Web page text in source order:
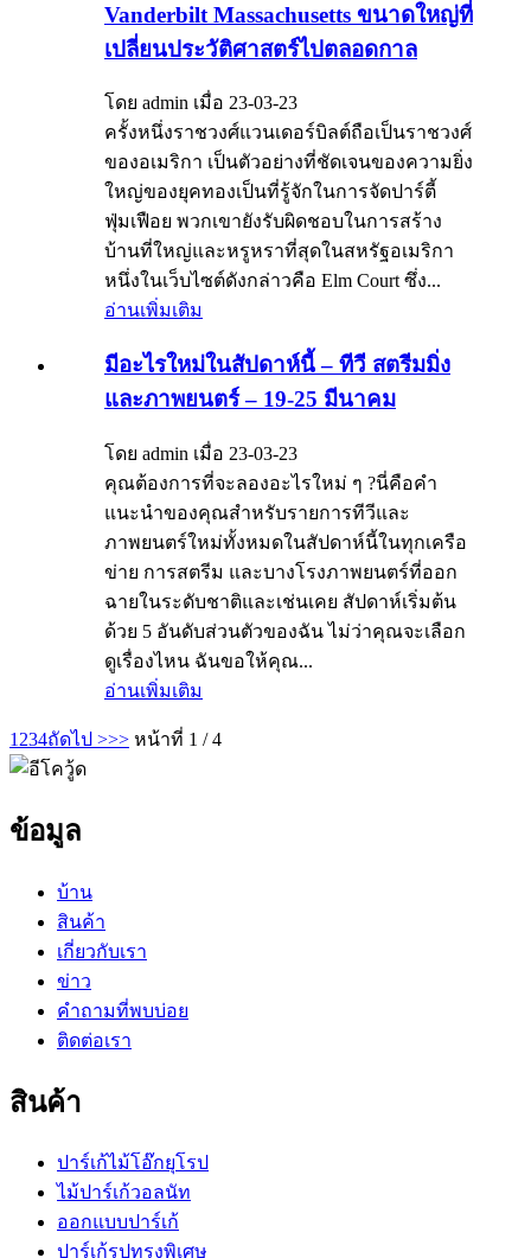
Vanderbilt Massachusetts ขนาดใหญ่ที่
เปลี่ยนประวัติศาสตร์ไปตลอดกาล
โดย admin เมื่อ 23-03-23
ครั้งหนึ่งราชวงศ์แวนเดอร์บิลต์ถือเป็นราชวงศ์
ของอเมริกา เป็นตัวอย่างที่ชัดเจนของความยิ่ง
ใหญ่ของยุคทองเป็นที่รู้จักในการจัดปาร์ตี้
ฟุ่มเฟือย พวกเขายังรับผิดชอบในการสร้าง
บ้านที่ใหญ่และหรูหราที่สุดในสหรัฐอเมริกา
หนึ่งในเว็บไซต์ดังกล่าวคือ Elm Court ซึ่ง...
อ่านเพิ่มเติม
มีอะไรใหม่ในสัปดาห์นี้ – ทีวี สตรีมมิ่ง
และภาพยนตร์ – 19-25 มีนาคม
โดย admin เมื่อ 23-03-23
คุณต้องการที่จะลองอะไรใหม่ ๆ ?นี่คือคำ
แนะนำของคุณสำหรับรายการทีวีและ
ภาพยนตร์ใหม่ทั้งหมดในสัปดาห์นี้ในทุกเครือ
ข่าย การสตรีม และบางโรงภาพยนตร์ที่ออก
ฉายในระดับชาติและเช่นเคย สัปดาห์เริ่มต้น
ด้วย 5 อันดับส่วนตัวของฉัน ไม่ว่าคุณจะเลือก
ดูเรื่องไหน ฉันขอให้คุณ...
อ่านเพิ่มเติม
1 234ถัดไป >>> หน้าที่ 1 / 4
ข้อมูล
บ้าน
สินค้า
เกี่ยวกับเรา
ข่าว
คำถามที่พบบ่อย
ติดต่อเรา
สินค้า
ปาร์เก้ไม้โอ๊กยุโรป
ไม้ปาร์เก้วอลนัท
ออกแบบปาร์เก้
ปาร์เก้รูปทรงพิเศษ